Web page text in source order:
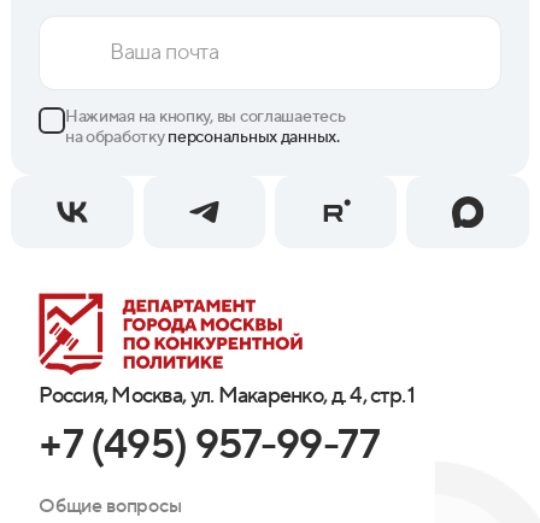
Россия, Москва, ул. Макаренко, д. 4, стр. 1
+7 (495) 957-99-77
Общие вопросы
Нажимая на кнопку, вы соглашаетесь
на обработкуперсональных данных.